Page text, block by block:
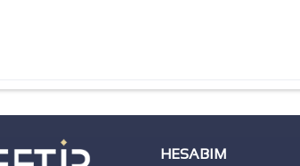
HESABIM